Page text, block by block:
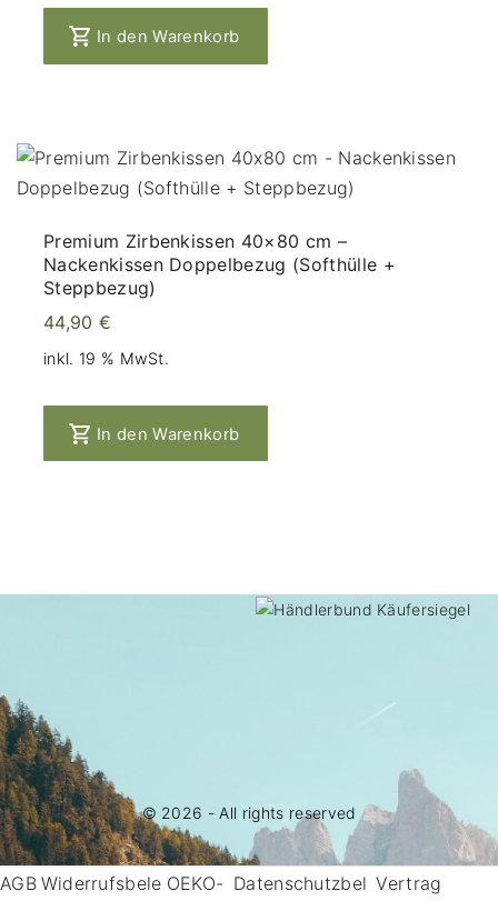
In den Warenkorb
Premium Zirbenkissen 40×80 cm –
Nackenkissen Doppelbezug (Softhülle +
Steppbezug)
44,90 €
inkl. 19 % MwSt.
In den Warenkorb
© 2026 - All rights reserved
AGB Widerrufsbele OEKO- Datenschutzbel Vertrag